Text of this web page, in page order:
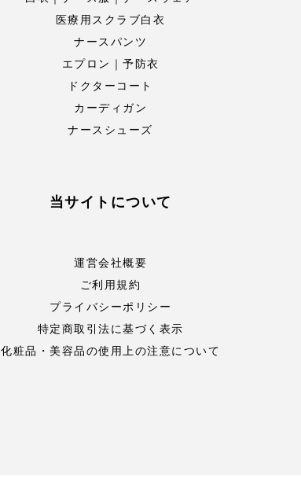
医療用スクラブ白衣
ナースパンツ
エプロン｜予防衣
ドクターコート
カーディガン
ナースシューズ
当サイトについて
運営会社概要
ご利用規約
プライバシーポリシー
特定商取引法に基づく表示
化粧品・美容品の使用上の注意について